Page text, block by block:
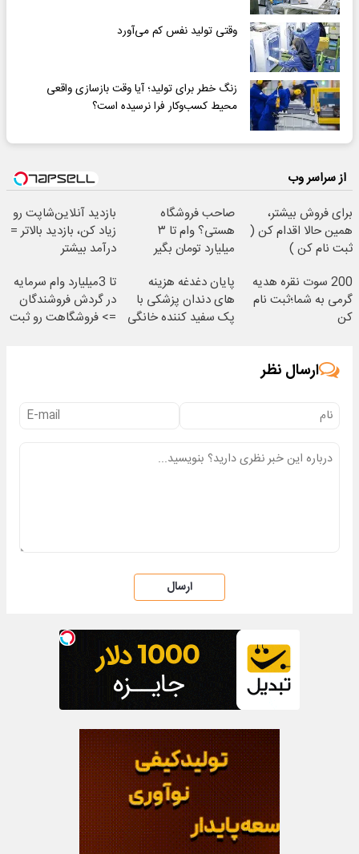
وقتی تولید نفس کم می‌آورد
زنگ خطر برای تولید؛ آیا وقت بازسازی واقعی
محیط کسب‌وکار فرا نرسیده است؟
از سراسر وب
برای فروش بیشتر،
همین حالا اقدام کن (
ثبت نام کن )
صاحب فروشگاه
هستی؟ وام تا ۳
میلیارد تومان بگیر
بازدید آنلاین‌شاپت رو
زیاد کن، بازدید بالاتر =
درآمد بیشتر
200 سوت نقره هدیه
گرمی به شما؛ثبت نام
کن
پایان دغدغه هزینه
های دندان پزشکی با
پک سفید کننده خانگی
تا 3میلیارد وام سرمایه
در گردش فروشندگان
=> فروشگاهت رو ثبت
ارسال نظر
ارسال